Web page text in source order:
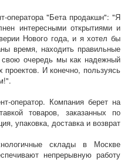
оператора "Бета продакшн": "Я
интересными открытиями и
Нового года, и я хотел бы
время, находить правильные
свою очередь мы как надежный
И конечно, пользуясь
оператор. Компания берет на
товаров, заказанных по
упаковка, доставка и возврат
склады в Москве
непрерывную работу